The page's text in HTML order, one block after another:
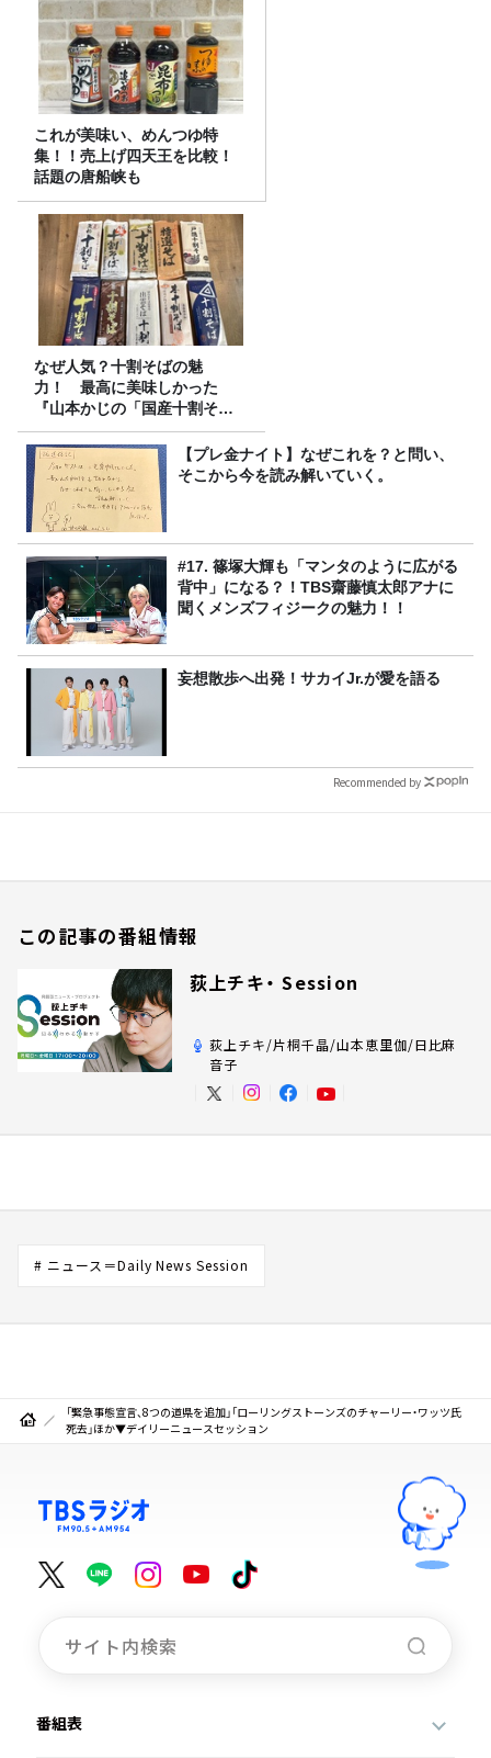
これが美味い、めんつゆ特
集！！売上げ四天王を比較！
話題の唐船峡も
なぜ人気？十割そばの魅
力！ 最高に美味しかった
『山本かじの「国産十割そ
ば」』とは？【十割そば10種
食べ比べ】
【プレ金ナイト】なぜこれを？と問い、
そこから今を読み解いていく。
#17. 篠塚大輝も「マンタのように広がる
背中」になる？！TBS齋藤慎太郎アナに
聞くメンズフィジークの魅力！！
妄想散歩へ出発！サカイJr.が愛を語る
Recommended by
この記事の番組情報
荻上チキ・ Session
荻上チキ/片桐千晶/山本恵里伽/日比麻
音子
# ニュース＝Daily News Session
「緊急事態宣言、8つの道県を追加」「ローリングストーンズのチャーリー・ワッツ氏
死去」ほか▼デイリーニュースセッション
番組表